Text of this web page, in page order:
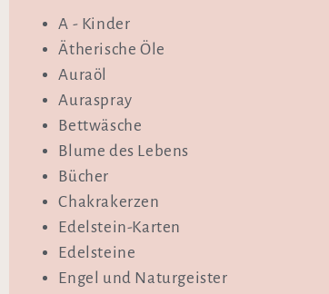
A - Kinder
Ätherische Öle
Auraöl
Auraspray
Bettwäsche
Blume des Lebens
Bücher
Chakrakerzen
Edelstein-Karten
Edelsteine
Engel und Naturgeister